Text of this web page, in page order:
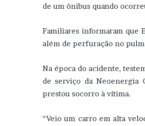
de um ônibus quando
Familiares informaram que
além de perfuração no
Na época do acidente,
de serviço da Neoenergia
prestou socorro à vítima.
“Veio um carro em alta